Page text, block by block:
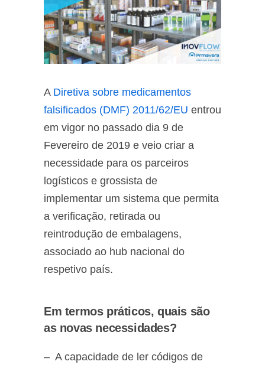
A Diretiva sobre medicamentos
falsificados (DMF) 2011/62/EU entrou
em vigor no passado dia 9 de
Fevereiro de 2019 e veio criar a
necessidade para os parceiros
logísticos e grossista de
implementar um sistema que permita
a verificação, retirada ou
reintrodução de embalagens,
associado ao hub nacional do
respetivo país.
Em termos práticos, quais são
as novas necessidades?
– A capacidade de ler códigos de